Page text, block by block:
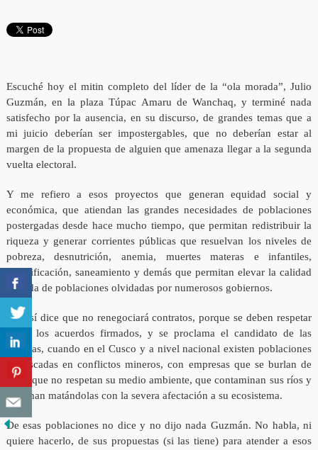
Escuché hoy el mitin completo del líder de la “ola morada”, Julio
Guzmán, en la plaza Túpac Amaru de Wanchaq, y terminé nada
satisfecho por la ausencia, en su discurso, de grandes temas que a
mi juicio deberían ser impostergables, que no deberían estar al
margen de la propuesta de alguien que amenaza llegar a la segunda
vuelta electoral.
Y me refiero a esos proyectos que generan equidad social y
económica, que atiendan las grandes necesidades de poblaciones
postergadas desde hace mucho tiempo, que permitan redistribuir la
riqueza y generar corrientes públicas que resuelvan los niveles de
pobreza, desnutrición, anemia, muertes materas e infantiles,
electrificación, saneamiento y demás que permitan elevar la calidad
de vida de poblaciones olvidadas por numerosos gobiernos.
Pero sí dice que no renegociará contratos, porque se deben respetar
todos los acuerdos firmados, y se proclama el candidato de las
mineras, cuando en el Cusco y a nivel nacional existen poblaciones
enfrascadas en conflictos mineros, con empresas que se burlan de
ellas, que no respetan su medio ambiente, que contaminan sus ríos y
terminan matándolas con la severa afectación a su ecosistema.
De esas poblaciones no dice y no dijo nada Guzmán. No habla, ni
quiere hacerlo, de sus propuestas (si las tiene) para atender a esos